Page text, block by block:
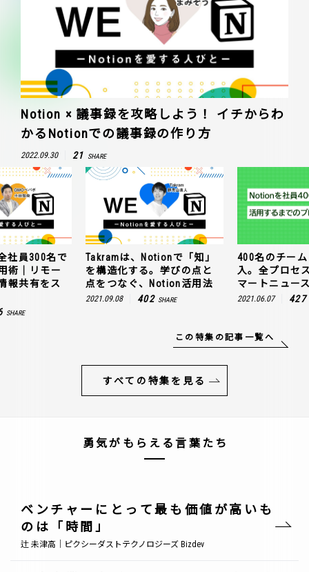
Notion × 議事録を攻略しよう！ イチからわ
かるNotionでの議事録の作り方
2022.09.30 21 SHARE
社員300名で
術｜リモー
報共有をス
SHARE
Takramは、Notionで「知」
を構造化する。学びの点と
点をつなぐ、Notion活用法
2021.09.08 402 SHARE
400名のチー
入。全プロセ
マートニュー
2021.06.07 427
この特集の記事一覧へ
すべての特集を見る
勇気がもらえる言葉たち
ベンチャーにとって最も価値が高いも
のは「時間」
辻 未津高｜ピクシーダストテクノロジーズ Bizdev